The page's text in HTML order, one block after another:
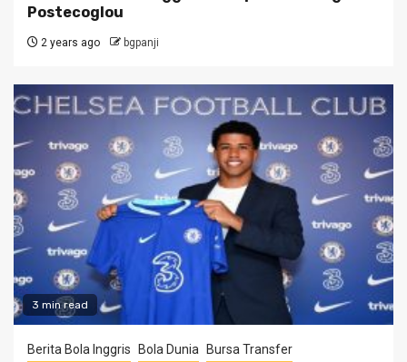
Postecoglou
2 years ago bgpanji
3 min read
Berita Bola Inggris Bola Dunia
Bursa Transfer